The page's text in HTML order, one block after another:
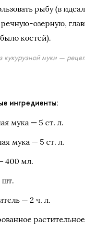
рыбу (в
озерную,
костей).
кукурузной муки —
ингредиенты:
мука — 5 ст. л.
мука — 5 ст. л.
400 мл.
шт.
— 2 ч. л.